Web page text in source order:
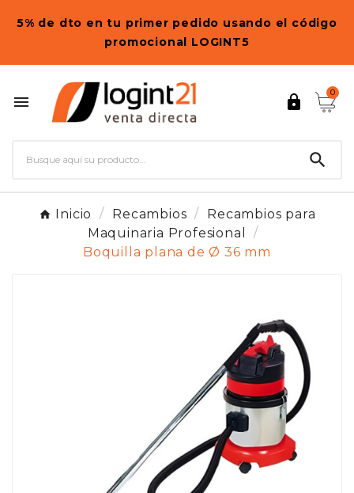
5% de dto en tu primer pedido usando el código
promocional LOGINT5
 
0

Inicio Recambios
Recambios para
Maquinaria Profesional
Boquilla plana de Ø 36 mm